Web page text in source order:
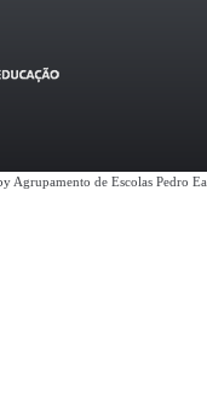
Agrupamento de Escolas Pedro